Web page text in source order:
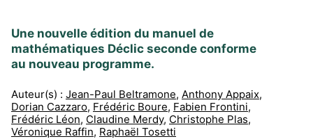
Une nouvelle édition du manuel de
mathématiques Déclic seconde conforme
au nouveau programme.
Auteur(s) : Jean-Paul Beltramone, Anthony Appaix,
Dorian Cazzaro, Frédéric Boure, Fabien Frontini,
Frédéric Léon, Claudine Merdy, Christophe Plas,
Véronique Raffin, Raphaël Tosetti